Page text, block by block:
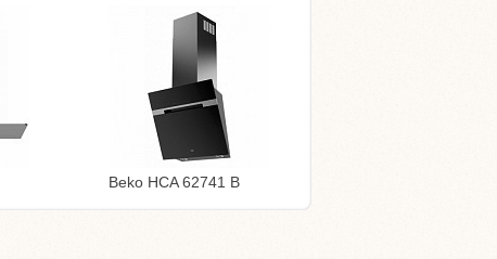
Beko HCA 62741 B